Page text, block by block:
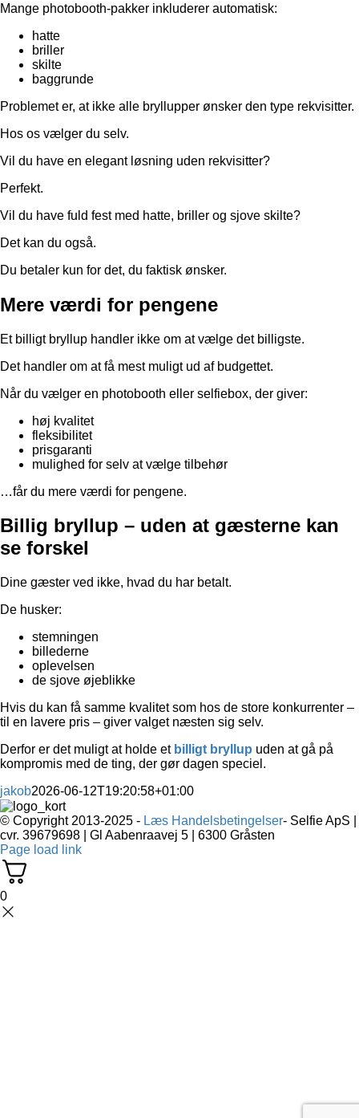
Mange photobooth-pakker inkluderer automatisk:
hatte
briller
skilte
baggrunde
Problemet er, at ikke alle bryllupper ønsker den type rekvisitter.
Hos os vælger du selv.
Vil du have en elegant løsning uden rekvisitter?
Perfekt.
Vil du have fuld fest med hatte, briller og sjove skilte?
Det kan du også.
Du betaler kun for det, du faktisk ønsker.
Mere værdi for pengene
Et billigt bryllup handler ikke om at vælge det billigste.
Det handler om at få mest muligt ud af budgettet.
Når du vælger en photobooth eller selfiebox, der giver:
høj kvalitet
fleksibilitet
prisgaranti
mulighed for selv at vælge tilbehør
…får du mere værdi for pengene.
Billig bryllup – uden at gæsterne kan
se forskel
Dine gæster ved ikke, hvad du har betalt.
De husker:
stemningen
billederne
oplevelsen
de sjove øjeblikke
Hvis du kan få samme kvalitet som hos de store konkurrenter –
til en lavere pris – giver valget næsten sig selv.
Derfor er det muligt at holde et billigt bryllup uden at gå på
kompromis med de ting, der gør dagen speciel.
jakob2026-06-12T19:20:58+01:00
© Copyright 2013-2025 - Læs Handelsbetingelser- Selfie ApS |
cvr. 39679698 | Gl Aabenraavej 5 | 6300 Gråsten
Page load link
0